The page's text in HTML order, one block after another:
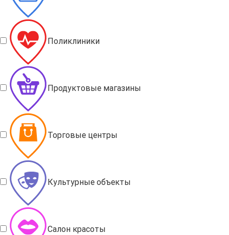
Поликлиники
Продуктовые магазины
Торговые центры
Культурные объекты
Салон красоты